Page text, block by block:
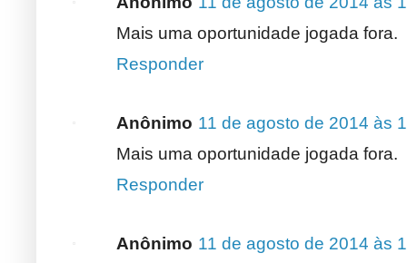
Mais uma oportunidade jogada fora.
Responder
Anônimo 11 de agosto de 2014 às
Mais uma oportunidade jogada fora.
Responder
Anônimo 11 de agosto de 2014 às